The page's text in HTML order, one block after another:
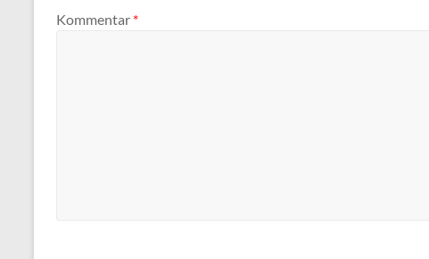
Kommentar *